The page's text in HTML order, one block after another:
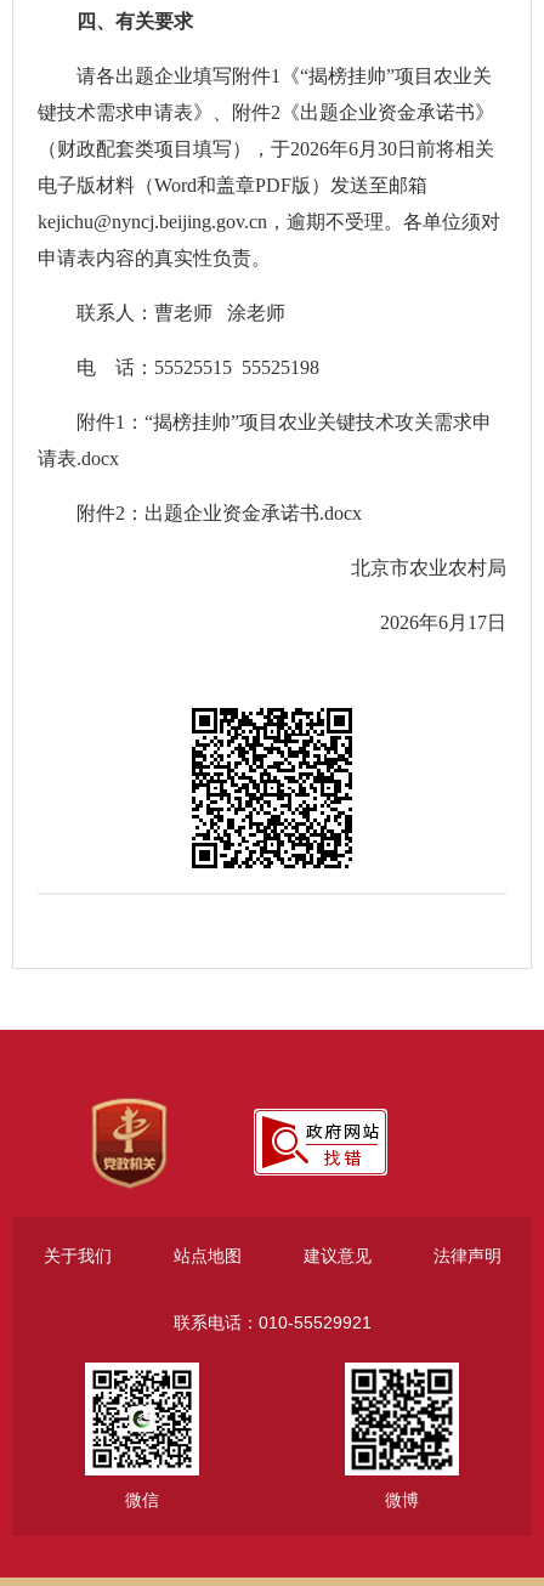
四、有关要求
请各出题企业填写附件1《“揭榜挂帅”项目农业关
键技术需求申请表》、附件2《出题企业资金承诺书》
（财政配套类项目填写），于2026年6月30日前将相关
电子版材料（Word和盖章PDF版）发送至邮箱
kejichu@nyncj.beijing.gov.cn，逾期不受理。各单位须对
申请表内容的真实性负责。
联系人：曹老师 涂老师
电 话：55525515 55525198
附件1：“揭榜挂帅”项目农业关键技术攻关需求申
请表.docx
附件2：出题企业资金承诺书.docx
北京市农业农村局
2026年6月17日
关于我们 站点地图 建议意见 法律声明
联系电话：010-55529921
微信 微博